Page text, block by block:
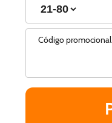
Código promocional